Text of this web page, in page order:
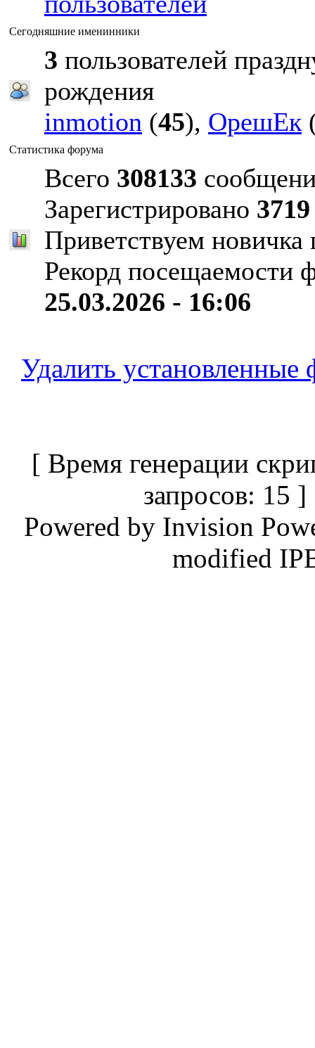
Сегодняшние именинники
3 пользователей
рождения
inmotion (45), ОрешЕк
Статистика форума
Всего 308133
Зарегистрировано 3719
Приветствуем
Рекорд посещаемости
25.03.2026 - 16:06
Удалить
[ Время генерации
запросов:
Powered by Invision
modified